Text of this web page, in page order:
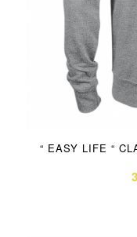
“ EASY LIFE “